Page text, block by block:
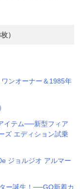
）
ンオーナー＆1985年
イテム──新型フィア
ズ エディション試乗
ジョルジオ アルマー
ー誕生！──GQ新着カ